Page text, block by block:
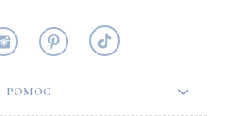
POMOC